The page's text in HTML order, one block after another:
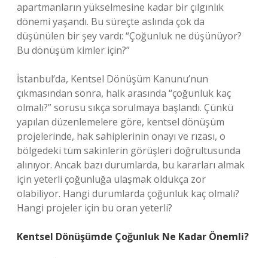
apartmanların yükselmesine kadar bir çılgınlık
dönemi yaşandı. Bu süreçte aslında çok da
düşünülen bir şey vardı: “Çoğunluk ne düşünüyor?
Bu dönüşüm kimler için?”
İstanbul’da, Kentsel Dönüşüm Kanunu’nun
çıkmasından sonra, halk arasında “çoğunluk kaç
olmalı?” sorusu sıkça sorulmaya başlandı. Çünkü
yapılan düzenlemelere göre, kentsel dönüşüm
projelerinde, hak sahiplerinin onayı ve rızası, o
bölgedeki tüm sakinlerin görüşleri doğrultusunda
alınıyor. Ancak bazı durumlarda, bu kararları almak
için yeterli çoğunluğa ulaşmak oldukça zor
olabiliyor. Hangi durumlarda çoğunluk kaç olmalı?
Hangi projeler için bu oran yeterli?
Kentsel Dönüşümde Çoğunluk Ne Kadar Önemli?